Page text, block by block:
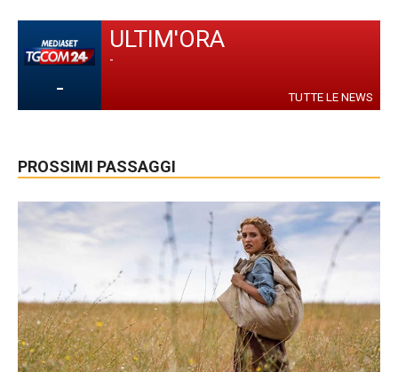
-
ULTIM'ORA
-
TUTTE LE NEWS
PROSSIMI PASSAGGI